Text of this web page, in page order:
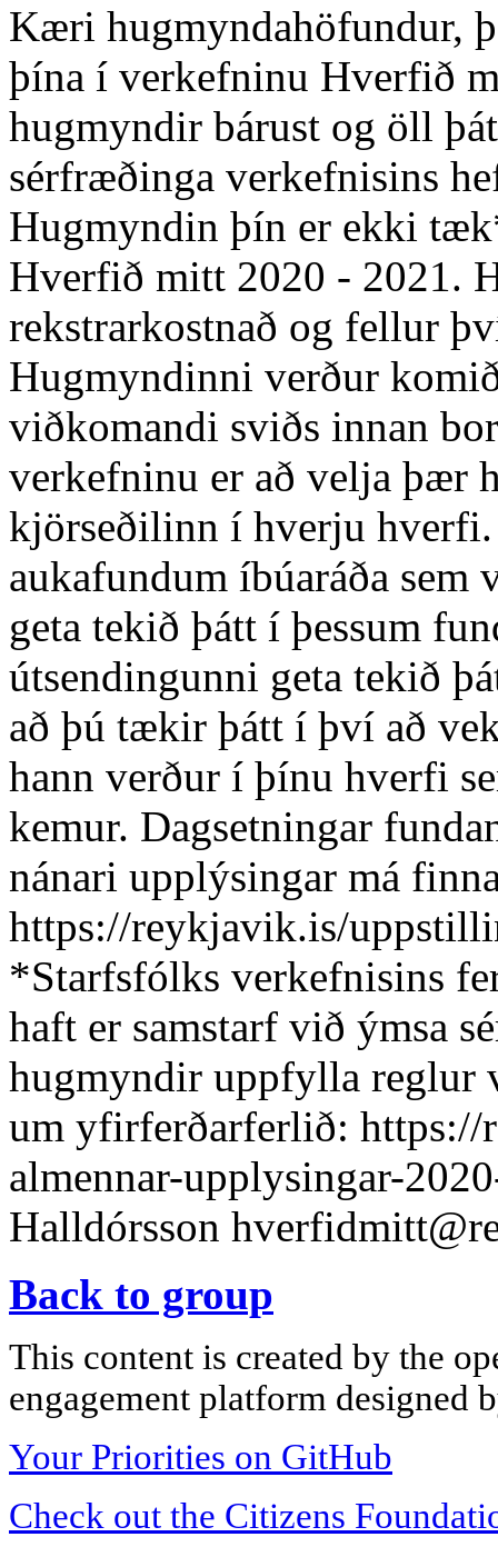
Kæri hugmyndahöfundur,
þína í verkefninu Hverfið
hugmyndir bárust og öll
sérfræðinga verkefnisins
Hugmyndin þín er ekki
Hverfið mitt 2020 - 2021.
rekstrarkostnað og fellur
Hugmyndinni verður
viðkomandi sviðs innan
verkefninu er að velja þær
kjörseðilinn í hverju
aukafundum íbúaráða
geta tekið þátt í þessum
útsendingunni geta tekið
að þú tækir þátt í því að
hann verður í þínu hverfi
kemur. Dagsetningar
nánari upplýsingar má
https://reykjavik.is/
*Starfsfólks verkefnisins
haft er samstarf við ýmsa
hugmyndir uppfylla reglur
um yfirferðarferlið:
almennar-upplysingar-
Halldórsson
Back to group
This content is created by the
engagement platform designed
Your Priorities on GitHub
Check out the Citizens